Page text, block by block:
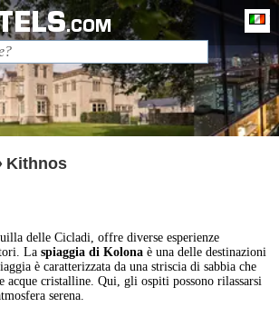
.COM
Kithnos
delle Cicladi, offre diverse esperienze
La spiaggia di Kolonaè una delle destinazioni
è caratterizzata da una striscia di sabbia che
acque cristalline. Qui, gli ospiti possono rilassarsi
serena.